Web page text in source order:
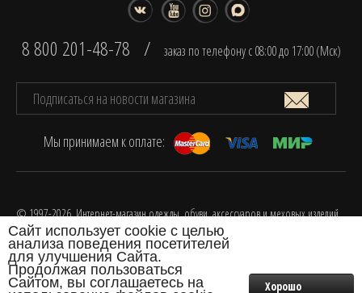
8 800 201-48-78 / заказ по телефону с 08:00 до 17:00 (Мск)
Мы принимаем к оплате:
© 1997-2026. Интернет-магазин одежды, обуви, аксессуаров и меховых изделий
FOX.
Разработка интернет-магазина одежды
Сайт использует cookie с целью
анализа поведения посетителей
для улучшения Сайта.
Продолжая пользоваться
Сайтом, вы соглашаетесь на
Хорошо